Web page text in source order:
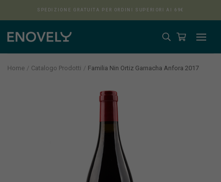
Aura
SPEDIZIONE GRATUITA PER ORDINI SUPERIORI AI 69€
Home Catalogo Prodotti Familia Nin Ortiz Garnacha Anfora 2017